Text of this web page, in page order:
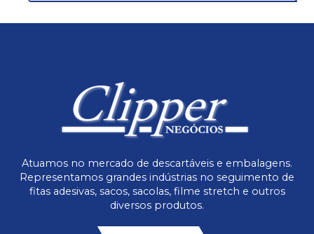
Atuamos no mercado de descartáveis e embalagens.
Representamos grandes indústrias no seguimento de
fitas adesivas, sacos, sacolas, filme stretch e outros
diversos produtos.